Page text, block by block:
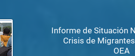
Informe de Situación
Crisis de
OEA